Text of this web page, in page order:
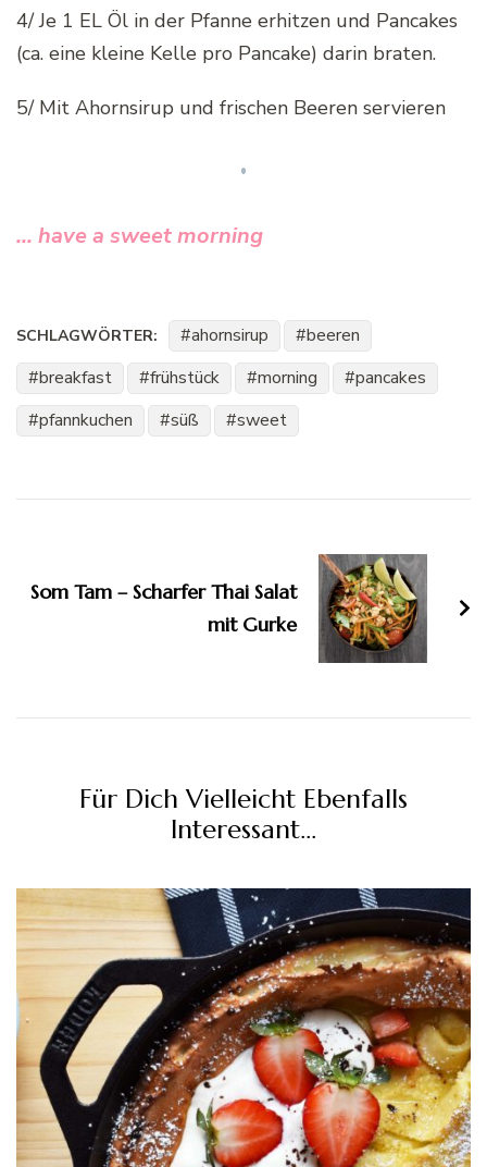
4/ Je 1 EL Öl in der Pfanne erhitzen und Pancakes
(ca. eine kleine Kelle pro Pancake) darin braten.
5/ Mit Ahornsirup und frischen Beeren servieren
… have a sweet morning
SCHLAGWÖRTER: ahornsirup
beeren
breakfast
frühstück morning
pancakes
pfannkuchen
süß sweet
Som Tam – Scharfer Thai Salat
mit Gurke
Für Dich Vielleicht Ebenfalls
Interessant...